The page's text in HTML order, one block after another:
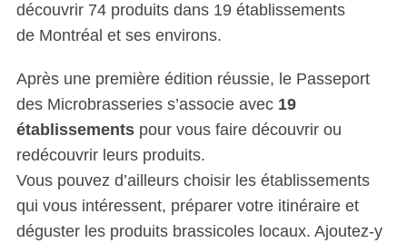
découvrir 74 produits dans 19 établissements
de Montréal et ses environs.
Après une première édition réussie, le Passeport
des Microbrasseries s’associe avec 19
établissementspour vous faire découvrir ou
redécouvrir leurs produits.
Vous pouvez d’ailleurs choisir les établissements
qui vous intéressent, préparer votre itinéraire et
déguster les produits brassicoles locaux. Ajoutez-y